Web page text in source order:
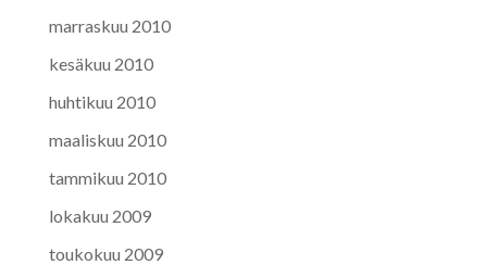
marraskuu 2010
kesäkuu 2010
huhtikuu 2010
maaliskuu 2010
tammikuu 2010
lokakuu 2009
toukokuu 2009